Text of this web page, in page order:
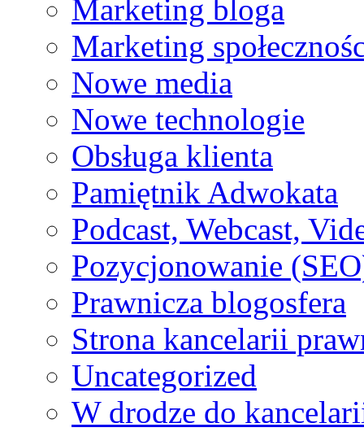
Marketing bloga
Marketing
Nowe media
Nowe technologie
Obsługa klienta
Pamiętnik Adwokata
Podcast, Webcast,
Pozycjonowanie
Prawnicza blogosfera
Strona kancelarii
Uncategorized
W drodze do